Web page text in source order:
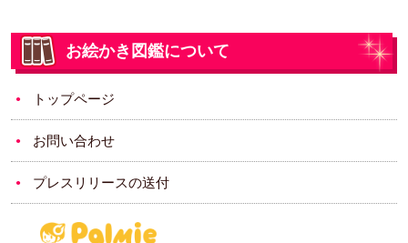
お絵かき図鑑について
トップページ
お問い合わせ
プレスリリースの送付